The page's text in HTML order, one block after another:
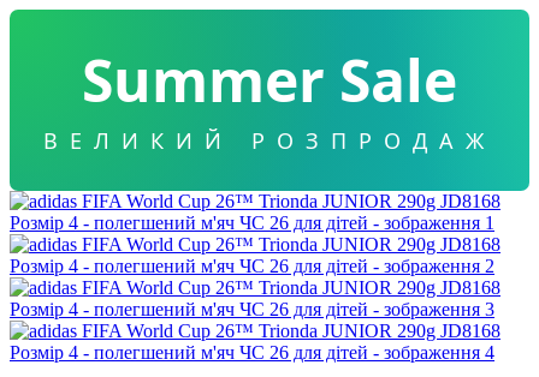
Summer Sale
ВЕЛИКИЙ РОЗПРОДАЖ